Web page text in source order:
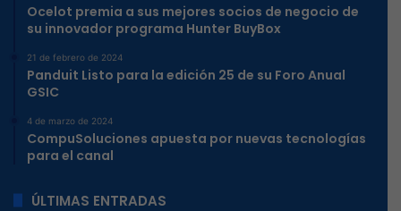
Ocelot premia a sus mejores socios de negocio de
su innovador programa Hunter BuyBox
21 de febrero de 2024
Panduit Listo para la edición 25 de su Foro Anual
GSIC
4 de marzo de 2024
CompuSoluciones apuesta por nuevas tecnologías
para el canal
ÚLTIMAS ENTRADAS